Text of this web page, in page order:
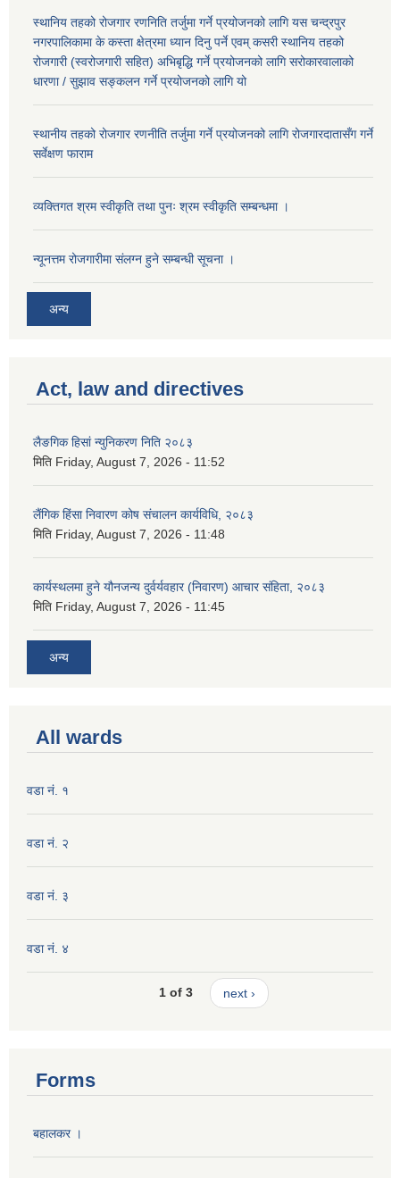
स्थानिय तहको रोजगार रणनिति तर्जुमा गर्ने प्रयोजनको लागि यस चन्द्रपुर
नगरपालिकामा के कस्ता क्षेत्रमा ध्यान दिनु पर्ने एवम् कसरी स्थानिय तहको
रोजगारी (स्वरोजगारी सहित) अभिबृद्धि गर्ने प्रयोजनको लागि सरोकारवालाको
धारणा / सुझाव सङ्कलन गर्ने प्रयोजनको लागि यो
स्थानीय तहको रोजगार रणनीति तर्जुमा गर्ने प्रयोजनको लागि रोजगारदातासँग गर्ने
सर्वेक्षण फाराम
व्यक्तिगत श्रम स्वीकृति तथा पुनः श्रम स्वीकृति सम्बन्धमा ।
न्यूनत्तम रोजगारीमा संलग्न हुने सम्बन्धी सूचना ।
अन्य
Act, law and directives
लैङगिक हिसां न्युनिकरण निति २०८३
मिति Friday, August 7, 2026 - 11:52
लैंगिक हिंसा निवारण कोष संचालन कार्यविधि, २०८३
मिति Friday, August 7, 2026 - 11:48
कार्यस्थलमा हुने यौनजन्य दुर्वर्यवहार (निवारण) आचार संहिता, २०८३
मिति Friday, August 7, 2026 - 11:45
अन्य
All wards
वडा नं. १
वडा नं. २
वडा नं. ३
वडा नं. ४
1 of 3 next ›
Forms
बहालकर ।